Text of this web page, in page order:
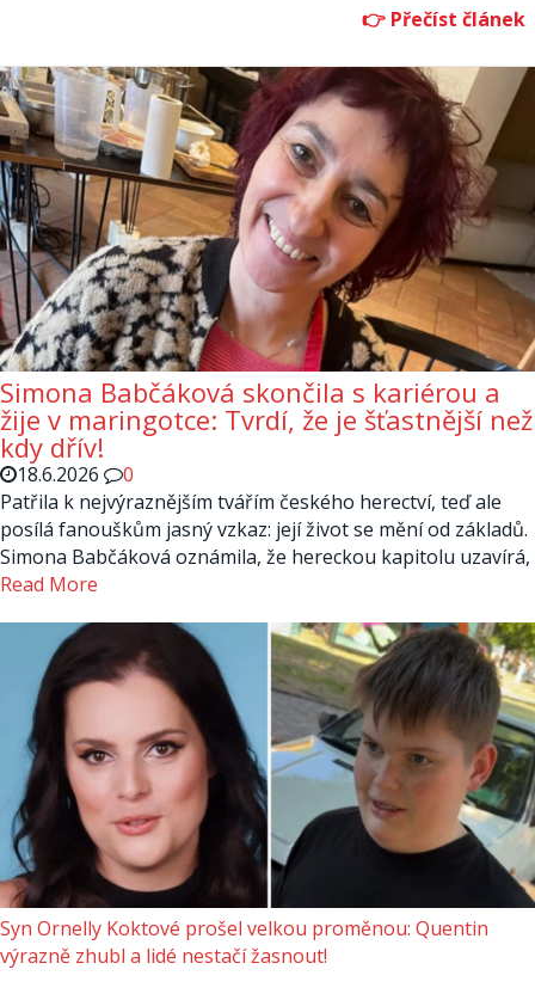
Simona Babčáková skončila s kariérou a
žije v maringotce: Tvrdí, že je šťastnější než
kdy dřív!
18.6.2026
0
Patřila k nejvýraznějším tvářím českého herectví, teď ale
posílá fanouškům jasný vzkaz: její život se mění od základů.
Simona Babčáková oznámila, že hereckou kapitolu uzavírá,
Read More
Syn Ornelly Koktové prošel velkou proměnou: Quentin
výrazně zhubl a lidé nestačí žasnout!